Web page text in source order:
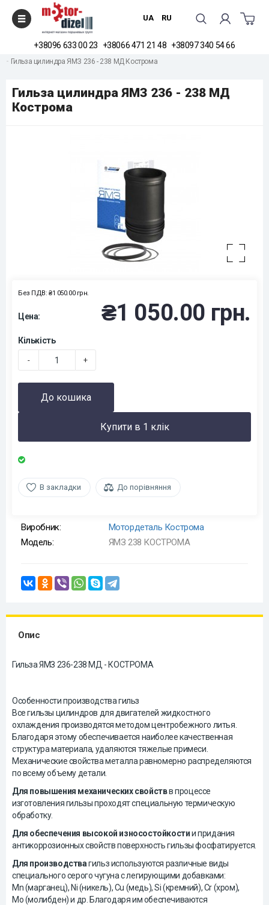
UA RU
+38096 633 00 23 +38066 471 21 48 +38097 340 54 66
Товари та послуги
Гільзи двигуна
Гильза цилиндра ЯМЗ 236 - 238 МД Кострома
Гильза цилиндра ЯМЗ 236 - 238 МД
Кострома
Цена: ₴1 050.00 грн.
Без ПДВ: ₴1 050.00 грн.
Кількість
- +
До кошика
Купити в 1 клік
В закладки До порівняння
Виробник:
Мотордеталь Кострома
Модель:
ЯМЗ 238 КОСТРОМА
Опис
Гильза ЯМЗ 236-238 МД - КОСТРОМА
Особенности производства гильз
Все гильзы цилиндров для двигателей жидкостного
охлаждения производятся методом центробежного литья.
Благодаря этому обеспечивается наиболее качественная
структура материала, удаляются тяжелые примеси.
Механические свойства металла равномерно распределяются
по всему объему детали.
Для повышения механических свойствв процессе
изготовления гильзы проходят специальную термическую
обработку.
Для обеспечения высокой износостойкостии придания
антикоррозионных свойств поверхность гильзы фосфатируется.
Для производствагильз используются различные виды
специального серого чугуна с легирующими добавками:
Mn (марганец), Ni (никель), Cu (медь), Si (кремний), Cr (хром),
Mo (молибден) и др. Благодаря им обеспечиваются